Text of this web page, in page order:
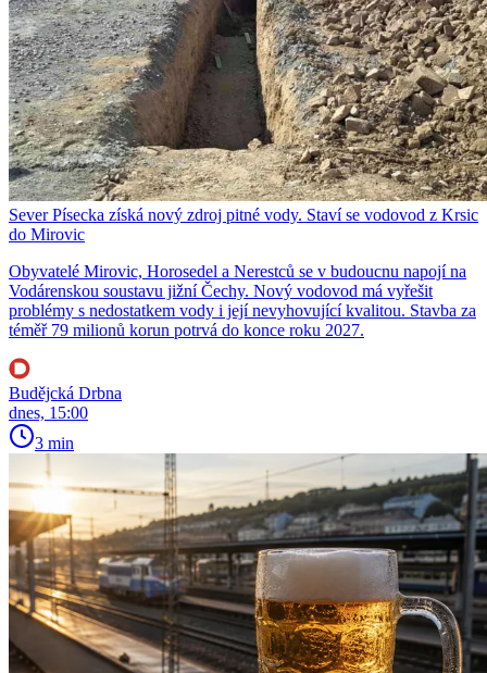
Sever Písecka získá nový zdroj pitné vody. Staví se vodovod z Krsic
do Mirovic
Obyvatelé Mirovic, Horosedel a Nerestců se v budoucnu napojí na
Vodárenskou soustavu jižní Čechy. Nový vodovod má vyřešit
problémy s nedostatkem vody i její nevyhovující kvalitou. Stavba za
téměř 79 milionů korun potrvá do konce roku 2027.
Budějcká Drbna
dnes, 15:00
3 min